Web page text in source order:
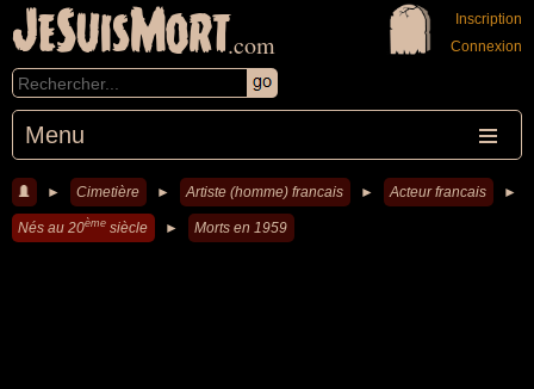
JeSuisMort.com
Menu
Inscription
Connexion
► Cimetière ► Artiste (homme) francais ► Acteur francais ►
Nés au 20ème siècle ► Morts en 1959